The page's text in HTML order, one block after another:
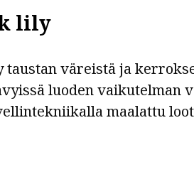
lily
taustan väreistä ja
luoden vaikutelman
maalattu